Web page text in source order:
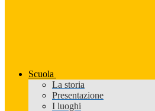
Scuola
La storia
Presentazione
I luoghi